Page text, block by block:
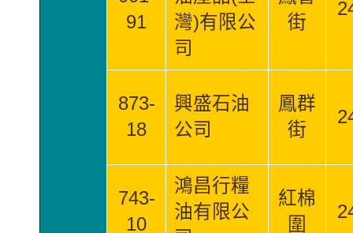
91
灣)有限公
司
街
873-
18
興盛石油
公司
鳳群
街
743-
10
鴻昌行糧
油有限公
紅棉
圍